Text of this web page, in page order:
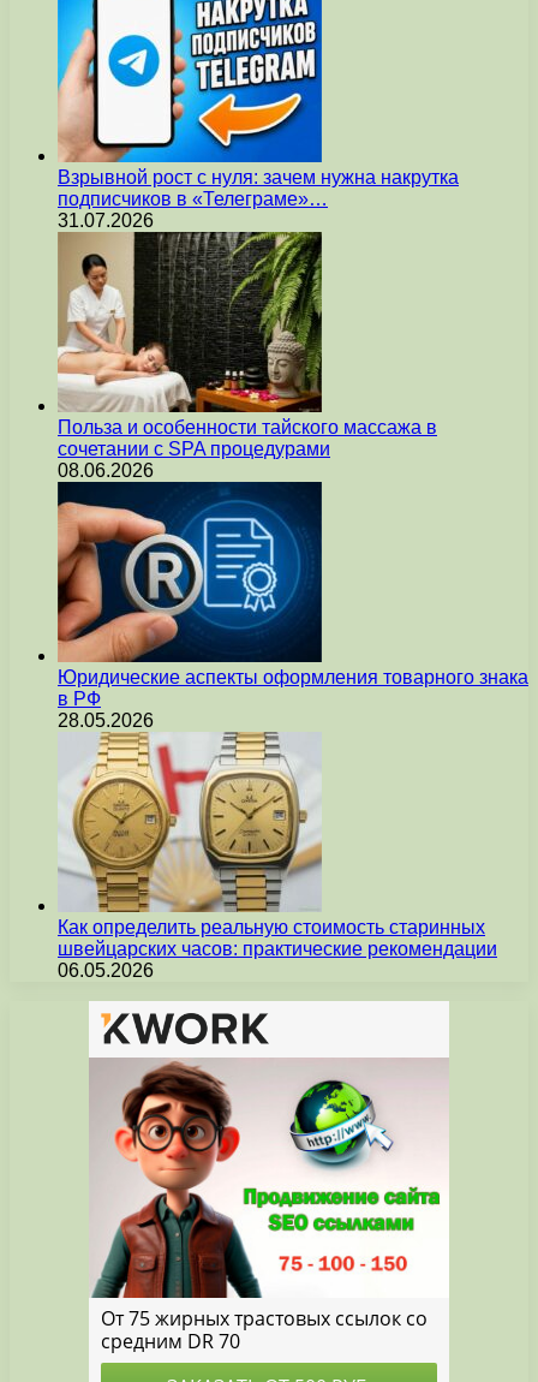
Взрывной рост с нуля: зачем нужна накрутка
подписчиков в «Телеграме»…
31.07.2026
Польза и особенности тайского массажа в
сочетании с SPA процедурами
08.06.2026
Юридические аспекты оформления товарного знака
в РФ
28.05.2026
Как определить реальную стоимость старинных
швейцарских часов: практические рекомендации
06.05.2026